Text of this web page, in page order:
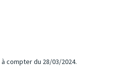
compter du 28/03/2024.